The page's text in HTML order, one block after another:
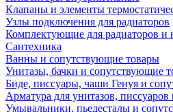
Клапаны и элементы
Узлы подключения для радиаторов
Комплектующие для радиаторов и
Сантехника
Ванны и сопутствующие товары
Унитазы, бачки и сопутствующие
Биде, писсуары, чаши Генуя и
Арматура для унитазов,
Умывальники, пьедесталы и